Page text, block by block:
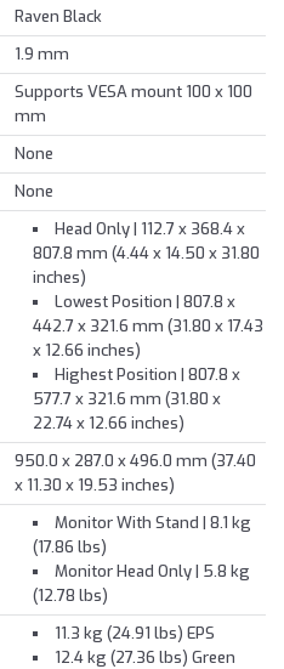
Raven Black
1.9 mm
Supports VESA mount 100 x 100
mm
None
None
Head Only | 112.7 x 368.4 x
807.8 mm (4.44 x 14.50 x 31.80
inches)
Lowest Position | 807.8 x
442.7 x 321.6 mm (31.80 x 17.43
x 12.66 inches)
Highest Position | 807.8 x
577.7 x 321.6 mm (31.80 x
22.74 x 12.66 inches)
950.0 x 287.0 x 496.0 mm (37.40
x 11.30 x 19.53 inches)
Monitor With Stand | 8.1 kg
(17.86 lbs)
Monitor Head Only | 5.8 kg
(12.78 lbs)
11.3 kg (24.91 lbs) EPS
12.4 kg (27.36 lbs) Green